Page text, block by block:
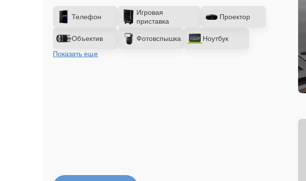
Телефон
Игровая
приставка
Проектор
Объектив Фотовспышка
Ноутбук
Показать еще